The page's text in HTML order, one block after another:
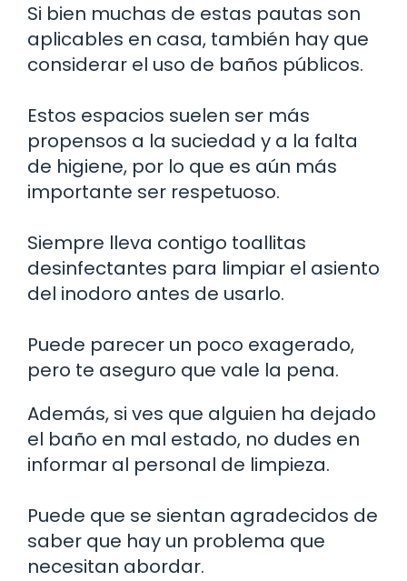
Si bien muchas de estas pautas son
aplicables en casa, también hay que
considerar el uso de baños públicos.
Estos espacios suelen ser más
propensos a la suciedad y a la falta
de higiene, por lo que es aún más
importante ser respetuoso.
Siempre lleva contigo toallitas
desinfectantes para limpiar el asiento
del inodoro antes de usarlo.
Puede parecer un poco exagerado,
pero te aseguro que vale la pena.
Además, si ves que alguien ha dejado
el baño en mal estado, no dudes en
informar al personal de limpieza.
Puede que se sientan agradecidos de
saber que hay un problema que
necesitan abordar.